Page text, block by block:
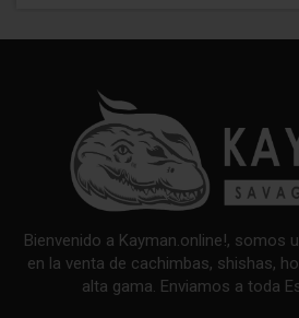
Bienvenido a Kayman.online!, somos
en la venta de cachimbas, shishas,
alta gama. Enviamos a toda